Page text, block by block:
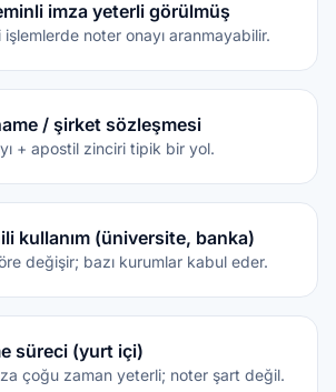
imza yeterli görülmüş
işlemlerde noter onayı aranmayabilir.
/ şirket sözleşmesi
+ apostil zinciri tipik bir yol.
kullanım (üniversite, banka)
değişir; bazı kurumlar kabul eder.
süreci (yurt içi)
çoğu zaman yeterli; noter şart değil.